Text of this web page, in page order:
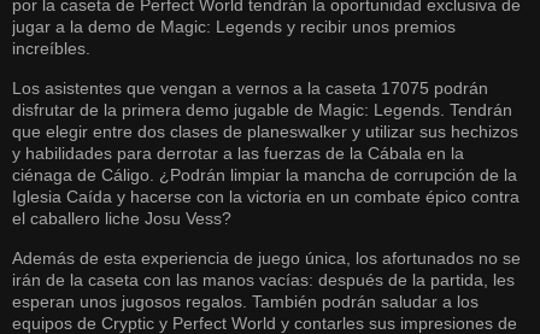
por la caseta de Perfect World tendrán la oportunidad exclusiva de
jugar a la demo de Magic: Legends y recibir unos premios
increíbles.
Los asistentes que vengan a vernos a la caseta 17075 podrán
disfrutar de la primera demo jugable de Magic: Legends. Tendrán
que elegir entre dos clases de planeswalker y utilizar sus hechizos
y habilidades para derrotar a las fuerzas de la Cábala en la
ciénaga de Cáligo. ¿Podrán limpiar la mancha de corrupción de la
Iglesia Caída y hacerse con la victoria en un combate épico contra
el caballero liche Josu Vess?
Además de esta experiencia de juego única, los afortunados no se
irán de la caseta con las manos vacías: después de la partida, les
esperan unos jugosos regalos. También podrán saludar a los
equipos de Cryptic y Perfect World y contarles sus impresiones de